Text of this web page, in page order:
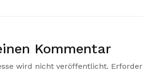
Kommentar
wird nicht veröffentlicht.